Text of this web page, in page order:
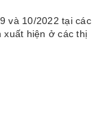
và 10/2022 tại các
xuất hiện ở các thị